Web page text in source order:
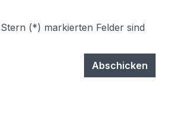
(*) markierten Felder sind
Abschicken